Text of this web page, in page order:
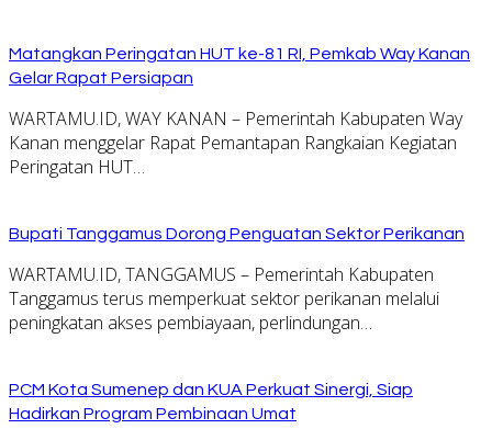
Matangkan Peringatan HUT ke-81 RI, Pemkab Way Kanan
Gelar Rapat Persiapan
WARTAMU.ID, WAY KANAN – Pemerintah Kabupaten Way
Kanan menggelar Rapat Pemantapan Rangkaian Kegiatan
Peringatan HUT…
Bupati Tanggamus Dorong Penguatan Sektor Perikanan
WARTAMU.ID, TANGGAMUS – Pemerintah Kabupaten
Tanggamus terus memperkuat sektor perikanan melalui
peningkatan akses pembiayaan, perlindungan…
PCM Kota Sumenep dan KUA Perkuat Sinergi, Siap
Hadirkan Program Pembinaan Umat